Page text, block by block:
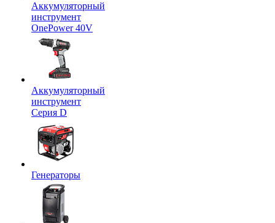
Аккумуляторный
инструмент
OnePower 40V
Аккумуляторный
инструмент
Серия D
Генераторы